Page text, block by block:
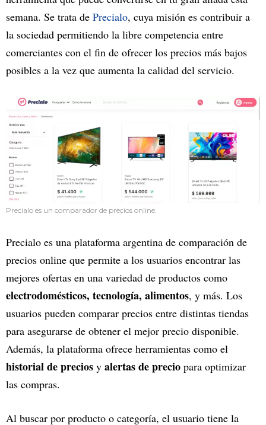
semana. Se trata de Precialo, cuya misión es contribuir a
la sociedad permitiendo la libre competencia entre
comerciantes con el fin de ofrecer los precios más bajos
posibles a la vez que aumenta la calidad del servicio.
Precialo es un comparador de precios online.
Precialo es una plataforma argentina de comparación de
precios online que permite a los usuarios encontrar las
mejores ofertas en una variedad de productos como
electrodomésticos, tecnología, alimentos, y más. Los
usuarios pueden comparar precios entre distintas tiendas
para asegurarse de obtener el mejor precio disponible.
Además, la plataforma ofrece herramientas como el
historial de precios y alertas de precio para optimizar
las compras.
Al buscar por producto o categoría, el usuario tiene la